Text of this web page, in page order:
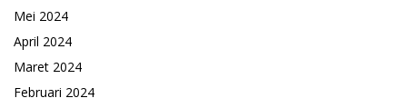
Mei 2024
April 2024
Maret 2024
Februari 2024